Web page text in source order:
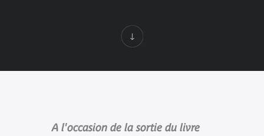
A l'occasion de la sortie du livre